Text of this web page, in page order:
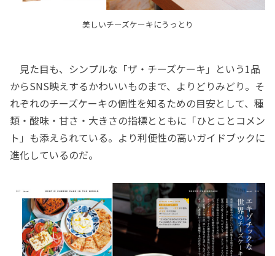
美しいチーズケーキにうっとり
見た目も、シンプルな「ザ・チーズケーキ」という1品
からSNS映えするかわいいものまで、よりどりみどり。そ
れぞれのチーズケーキの個性を知るための目安として、種
類・酸味・甘さ・大きさの指標とともに「ひとことコメン
ト」も添えられている。より利便性の高いガイドブックに
進化しているのだ。